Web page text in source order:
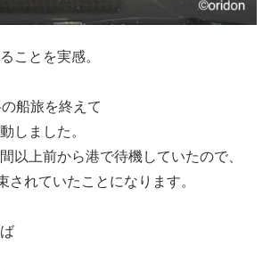
ことを実感。
船旅を終えて
しました。
以上前から港で待機していたので、
されていたことになります。